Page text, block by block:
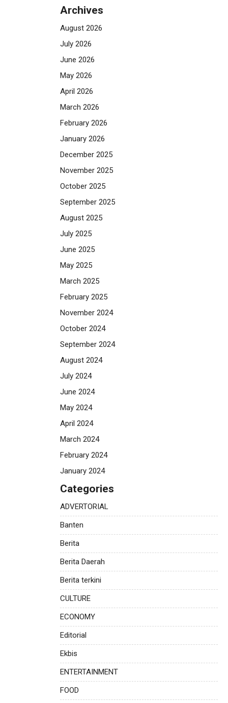
Archives
August 2026
July 2026
June 2026
May 2026
April 2026
March 2026
February 2026
January 2026
December 2025
November 2025
October 2025
September 2025
August 2025
July 2025
June 2025
May 2025
March 2025
February 2025
November 2024
October 2024
September 2024
August 2024
July 2024
June 2024
May 2024
April 2024
March 2024
February 2024
January 2024
Categories
ADVERTORIAL
Banten
Berita
Berita Daerah
Berita terkini
CULTURE
ECONOMY
Editorial
Ekbis
ENTERTAINMENT
FOOD